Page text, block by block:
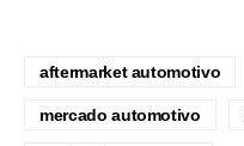
aftermarket automotivo
mercado automotivo